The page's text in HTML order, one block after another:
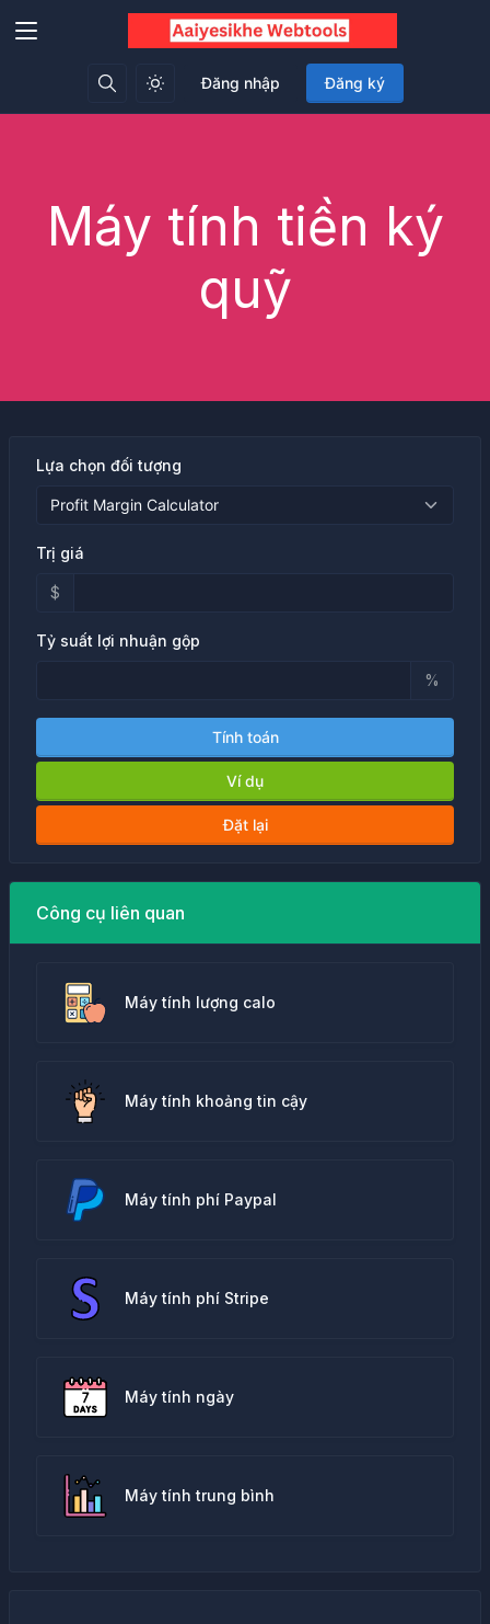
Đăng nhập Đăng ký
Máy tính tiền ký
quỹ
Lựa chọn đối tượng
Trị giá
$
Tỷ suất lợi nhuận gộp
%
Tính toán
Ví dụ
Đặt lại
Công cụ liên quan
Máy tính lượng calo
Máy tính khoảng tin cậy
Máy tính phí Paypal
Máy tính phí Stripe
Máy tính ngày
Máy tính trung bình